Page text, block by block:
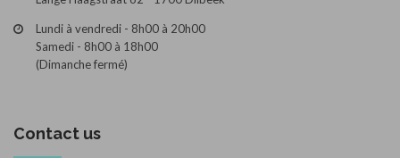
Lundi à vendredi - 8h00 à 20h00
Samedi - 8h00 à 18h00
(Dimanche fermé)
Contact us